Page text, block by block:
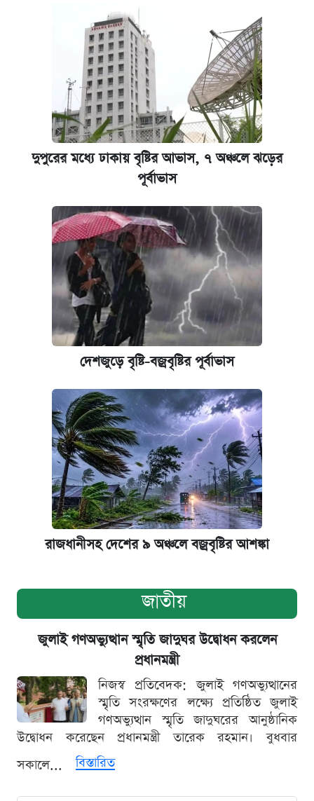
দুপুরের মধ্যে ঢাকায় বৃষ্টির আভাস, ৭ অঞ্চলে ঝড়ের
পূর্বাভাস
দেশজুড়ে বৃষ্টি-বজ্রবৃষ্টির পূর্বাভাস
রাজধানীসহ দেশের ৯ অঞ্চলে বজ্রবৃষ্টির আশঙ্কা
জাতীয়
জুলাই গণঅভ্যুত্থান স্মৃতি জাদুঘর উদ্বোধন করলেন
প্রধানমন্ত্রী
নিজস্ব প্রতিবেদক: জুলাই গণঅভ্যুত্থানের
স্মৃতি সংরক্ষণের লক্ষ্যে প্রতিষ্ঠিত জুলাই
গণঅভ্যুত্থান স্মৃতি জাদুঘরের আনুষ্ঠানিক
উদ্বোধন করেছেন প্রধানমন্ত্রী তারেক রহমান। বুধবার
সকালে...
বিস্তারিত